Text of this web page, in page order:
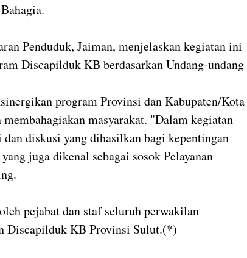
Penduduk, Jaiman, menjelaskan kegiatan ini
Discapilduk KB berdasarkan Undang-undang
program Provinsi dan Kabupaten/Kota
masyarakat. "Dalam kegiatan
diskusi yang dihasilkan bagi kepentingan
juga dikenal sebagai sosok Pelayanan
pejabat dan staf seluruh perwakilan
Discapilduk KB Provinsi Sulut.(*)